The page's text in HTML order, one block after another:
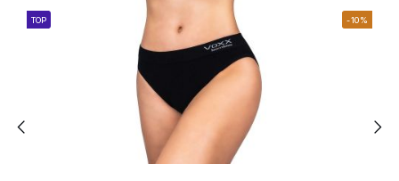
TOP -10%